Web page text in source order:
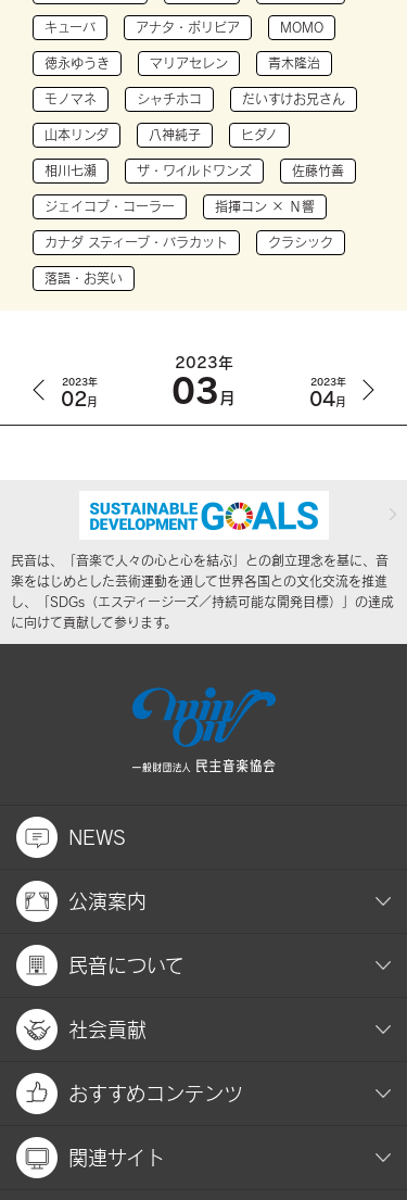
キューバ アナタ・ボリビア MOMO
徳永ゆうき マリアセレン 青木隆治
モノマネ シャチホコ だいすけお兄さん
山本リンダ 八神純子 ヒダノ
相川七瀬 ザ・ワイルドワンズ 佐藤竹善
ジェイコブ・コーラー 指揮コン × Ｎ響
カナダ スティーブ・バラカット クラシック
落語・お笑い
2023年
02月
2023年
03 月
2023年
04月
民音は、「音楽で人々の心と心を結ぶ」との創立理念を基に、音
楽をはじめとした芸術運動を通して世界各国との文化交流を推進
し、「SDGs（エスディージーズ／持続可能な開発目標）」の達成
に向けて貢献して参ります。
NEWS
公演案内
民音について
社会貢献
おすすめコンテンツ
関連サイト